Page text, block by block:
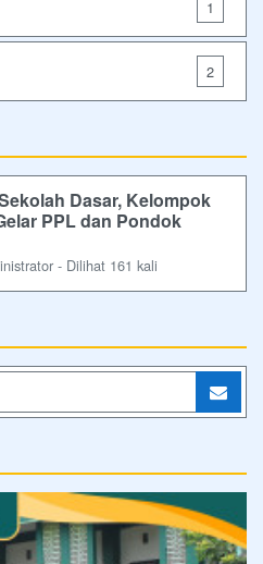
1
2
Dasar, Kelompok
PPL dan Pondok
- Dilihat 161 kali